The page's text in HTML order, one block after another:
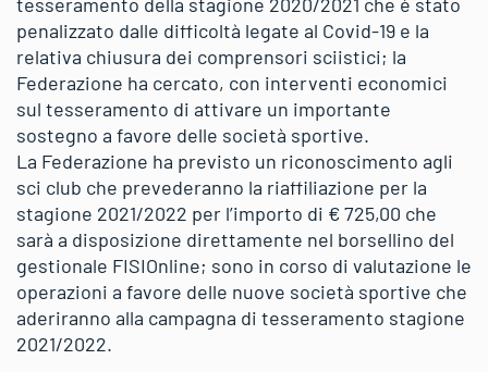
penalizzato dalle difficoltà legate al Covid-19 e la
relativa chiusura dei comprensori sciistici; la
Federazione ha cercato, con interventi economici
sul tesseramento di attivare un importante
sostegno a favore delle società sportive.
La Federazione ha previsto un riconoscimento agli
sci club che prevederanno la riaffiliazione per la
stagione 2021/2022 per l’importo di € 725,00 che
sarà a disposizione direttamente nel borsellino del
gestionale FISIOnline; sono in corso di valutazione le
operazioni a favore delle nuove società sportive che
aderiranno alla campagna di tesseramento stagione
2021/2022.